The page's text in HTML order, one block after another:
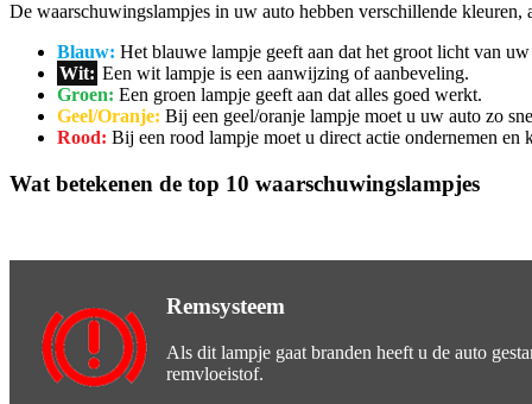
De waarschuwingslampjes in uw auto hebben verschillende
Blauw: Het blauwe lampje geeft aan dat het groot licht van uw
Wit: Een wit lampje is een aanwijzing of aanbeveling.
Groen: Een groen lampje geeft aan dat alles goed werkt.
Geel/Oranje: Bij een geel/oranje lampje moet u uw auto zo
Rood: Bij een rood lampje moet u direct actie ondernemen en
Wat betekenen de top 10 waarschuwingslampjes
Remsysteem
Als dit lampje gaat branden heeft u de auto
remvloeistof.